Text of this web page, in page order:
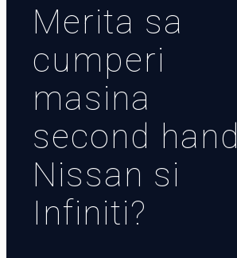
Merita sa
cumperi
masina
second hand
Nissan si
Infiniti?